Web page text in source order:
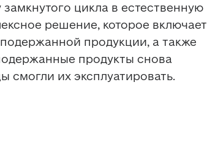
цикла в естественную
решение, которое включает
продукции, а также
продукты снова
их эксплуатировать.